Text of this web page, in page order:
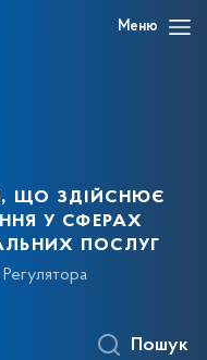
Меню
що здійснює
у сферах
послуг
Пошук